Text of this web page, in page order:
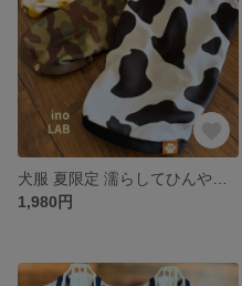
1,980円